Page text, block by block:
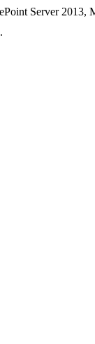
Server